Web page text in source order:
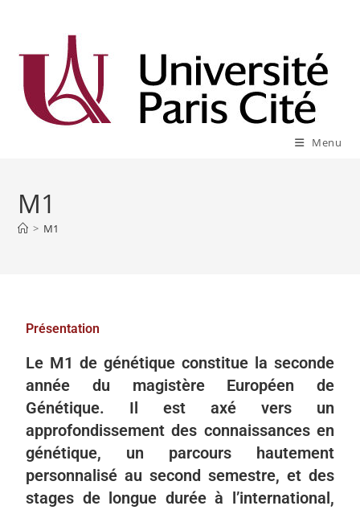
Menu
M1
> M1
Présentation
Le M1 de génétique constitue la seconde
année du magistère Européen de
Génétique. Il est axé vers un
approfondissement des connaissances en
génétique, un parcours hautement
personnalisé au second semestre, et des
stages de longue durée à l’international,